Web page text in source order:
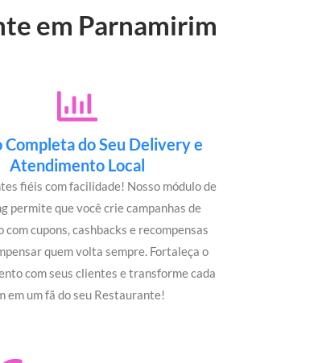
em Parnamirim
Completa do Seu Delivery e
Atendimento Local
fiéis com facilidade! Nosso módulo de
permite que você crie campanhas de
com cupons, cashbacks e recompensas
quem volta sempre. Fortaleça o
com seus clientes e transforme cada
em um fã do seu Restaurante!